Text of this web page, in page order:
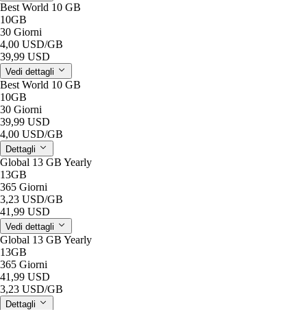
Best World 10 GB
10GB
30 Giorni
4,00 USD/GB
39,99 USD
Vedi dettagli
Best World 10 GB
10GB
30 Giorni
39,99 USD
4,00 USD/GB
Dettagli
Global 13 GB Yearly
13GB
365 Giorni
3,23 USD/GB
41,99 USD
Vedi dettagli
Global 13 GB Yearly
13GB
365 Giorni
41,99 USD
3,23 USD/GB
Dettagli